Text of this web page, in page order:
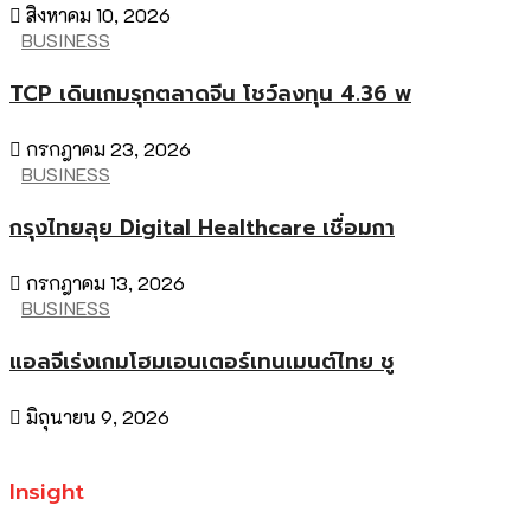
สิงหาคม 10, 2026
BUSINESS
TCP เดินเกมรุกตลาดจีน โชว์ลงทุน 4.36 พ
กรกฎาคม 23, 2026
BUSINESS
กรุงไทยลุย Digital Healthcare เชื่อมกา
กรกฎาคม 13, 2026
BUSINESS
แอลจีเร่งเกมโฮมเอนเตอร์เทนเมนต์ไทย ชู
มิถุนายน 9, 2026
Insight